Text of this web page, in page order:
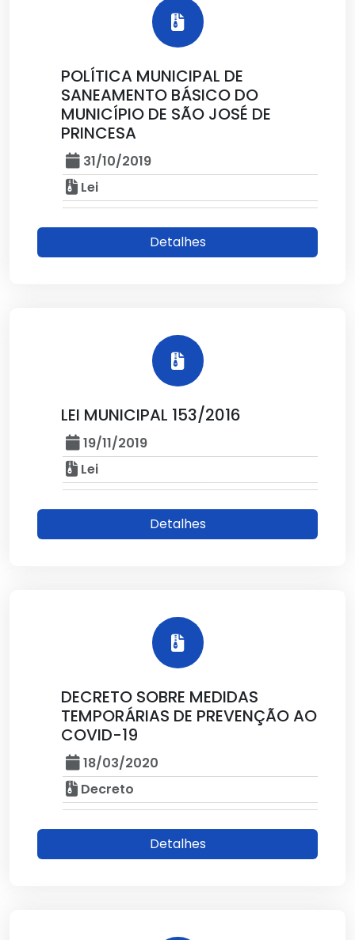
POLÍTICA MUNICIPAL DE
SANEAMENTO BÁSICO DO
MUNICÍPIO DE SÃO JOSÉ DE
PRINCESA
31/10/2019
Lei
Detalhes
LEI MUNICIPAL 153/2016
19/11/2019
Lei
Detalhes
DECRETO SOBRE MEDIDAS
TEMPORÁRIAS DE PREVENÇÃO AO
COVID-19
18/03/2020
Decreto
Detalhes